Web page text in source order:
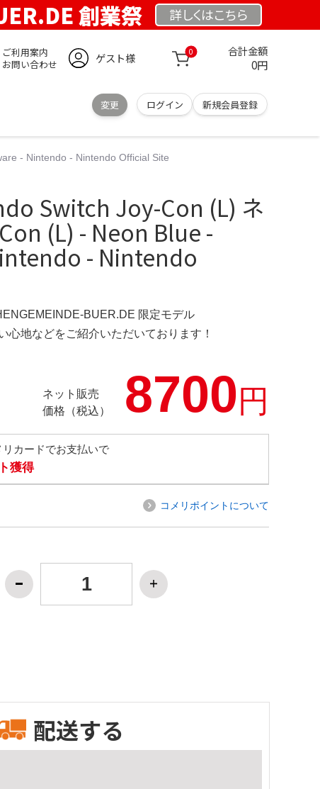
創業祭 詳しくはこちら
ご利用案内
お問い合わせ
ゲスト様 0 合計金額
0円
変更 ログイン 新規会員登録
- Nintendo - Nintendo Official Site
Switch Joy-Con (L) ネ
(L) - Neon Blue -
- Nintendo
BUER.DE 限定モデル
心地などをご紹介いただいております！
ネット販売
価格（税込）
8700円
カードでお支払いで
獲得
コメリポイントについて
配送する